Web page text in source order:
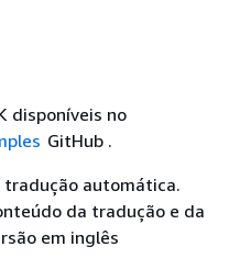
disponíveis no
GitHub .
tradução automática.
da tradução e da
em inglês